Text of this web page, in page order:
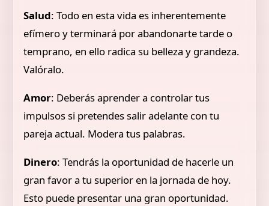
Salud: Todo en esta vida es inherentemente
efímero y terminará por abandonarte tarde o
temprano, en ello radica su belleza y grandeza.
Valóralo.
Amor: Deberás aprender a controlar tus
impulsos si pretendes salir adelante con tu
pareja actual. Modera tus palabras.
Dinero: Tendrás la oportunidad de hacerle un
gran favor a tu superior en la jornada de hoy.
Esto puede presentar una gran oportunidad.